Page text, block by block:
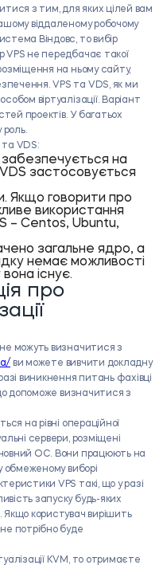
з тим, для яких цілей вам
віддаленому робочому
Віндовс, то вибір
VPS не передбачає такої
на ньому сайту,
VPS та VDS, як ми
віртуалізації. Варіант
проектів. У багатьох
роль.
та VDS:
забезпечується на
VDS застосовується
Якщо говорити про
використання
– Centos, Ubuntu,
загальне ядро, а
немає можливості
існує.
про
можуть визначитися з
ви можете вивчити докладну
виникнення питань фахівці
допоможе визначитися з
на рівні операційної
сервери, розміщені
ОС. Вони працюють на
обмеженому виборі
VPS такі, що у разі
запуску будь-яких
користувач вирішить
потрібно буде
KVM, то отримаєте